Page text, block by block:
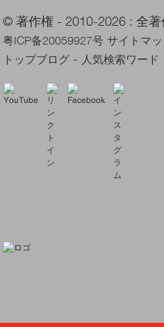
© 著作権 - 2010-2026 : 全著
粤ICP备20059927号 サイトマ
トップブログ - 人気検索ワード